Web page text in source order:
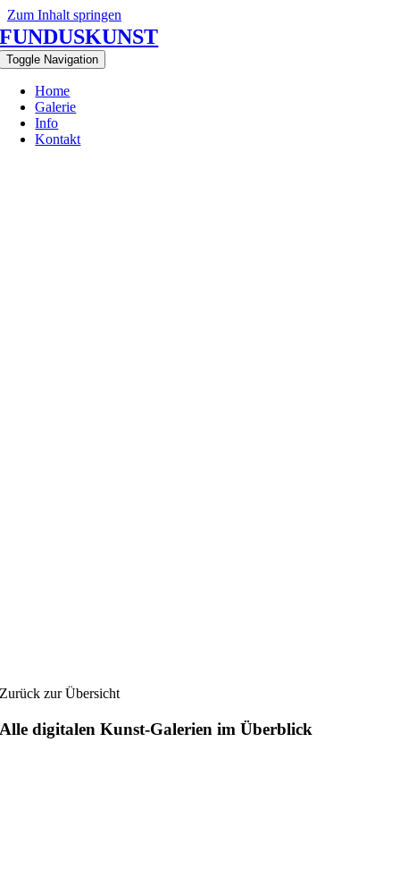
Zum Inhalt springen
FUNDUSKUNST
Toggle Navigation
Home
Galerie
Info
Kontakt
Zurück zur Übersicht
Alle digitalen Kunst-Galerien im Überblick